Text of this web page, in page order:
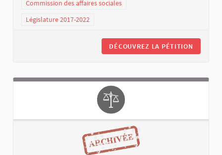
Commission des affaires sociales
Législature 2017-2022
DÉCOUVREZ LA PÉTITION